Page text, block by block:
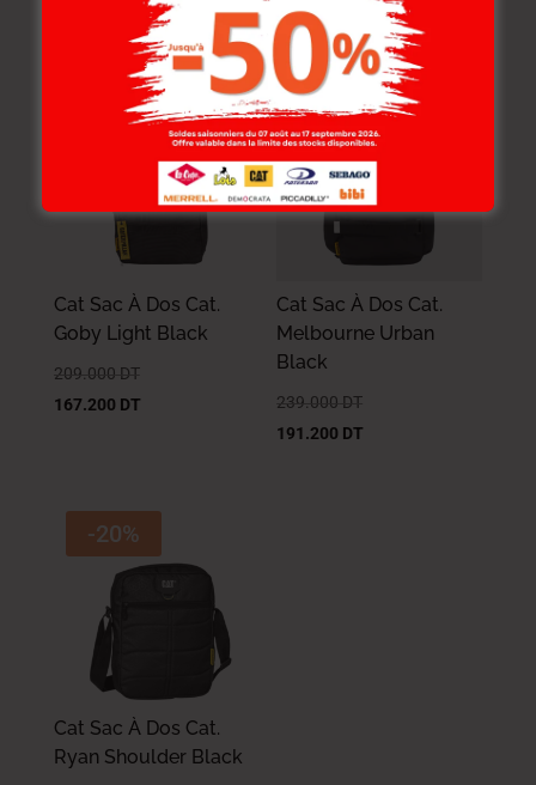
183.200
-20%
Cat Sac À Dos Cat.
Goby Light Black
209.000 DT
167.200 DT
-20%
Cat Sac À Dos Cat.
Melbourne Urban
Black
239.000 DT
191.200 DT
-20%
Cat Sac À Dos Cat.
Ryan Shoulder Black